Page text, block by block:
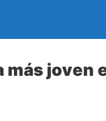
joven